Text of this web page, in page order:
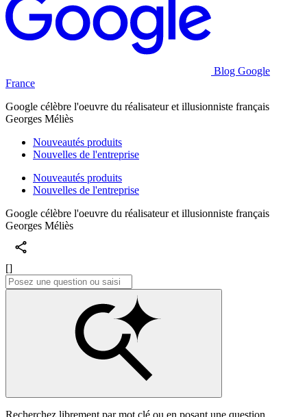
Blog Google
France
Google célèbre l'oeuvre du réalisateur et illusionniste français
Georges Méliès
Nouveautés produits
Nouvelles de l'entreprise
Nouveautés produits
Nouvelles de l'entreprise
Google célèbre l'oeuvre du réalisateur et illusionniste français
Georges Méliès
[]
Recherchez librement par mot clé ou en posant une question